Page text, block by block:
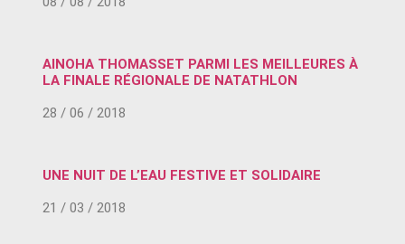
AINOHA THOMASSET PARMI LES MEILLEURES À
LA FINALE RÉGIONALE DE NATATHLON
28 / 06 / 2018
UNE NUIT DE L’EAU FESTIVE ET SOLIDAIRE
21 / 03 / 2018